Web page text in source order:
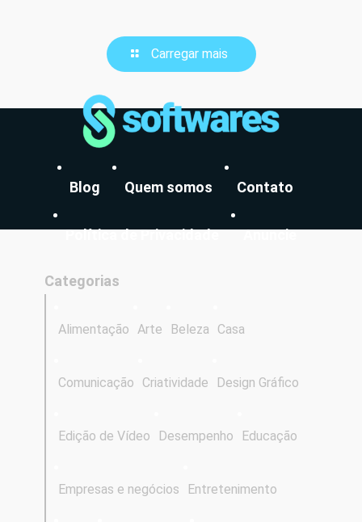
Carregar mais
Blog Quem somos Contato
Política de Privacidade Anuncie
Categorias
Alimentação Arte Beleza Casa
Comunicação Criatividade Design Gráfico
Edição de Vídeo Desempenho Educação
Empresas e negócios Entretenimento